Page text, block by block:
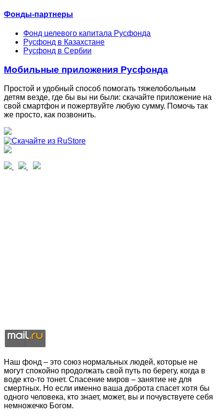
Фонды-партнеры
Фонд целевого капитала Русфонда
Русфонд в Казахстане
Русфонд в Сербии
Мобильные приложения Русфонда
Простой и удобный способ помогать тяжелобольным
детям везде, где бы вы ни были: скачайте приложение на
свой смартфон и пожертвуйте любую сумму. Помочь так
же просто, как позвонить.
Наш фонд – это союз нормальных людей, которые не
могут спокойно продолжать свой путь по берегу, когда в
воде кто-то тонет. Спасение миров – занятие не для
смертных. Но если именно ваша доброта спасет хотя бы
одного человека, кто знает, может, вы и почувствуете себя
немножечко Богом.